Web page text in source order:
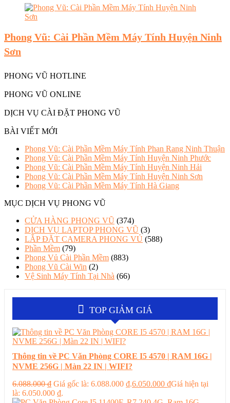
Phong Vũ: Cài Phần Mềm Máy Tính Huyện Ninh
Sơn
PHONG VŨ HOTLINE
PHONG VŨ ONLINE
DỊCH VỤ CÀI ĐẶT PHONG VŨ
BÀI VIẾT MỚI
Phong Vũ: Cài Phần Mềm Máy Tính Phan Rang Ninh Thuận
Phong Vũ: Cài Phần Mềm Máy Tính Huyện Ninh Phước
Phong Vũ: Cài Phần Mềm Máy Tính Huyện Ninh Hải
Phong Vũ: Cài Phần Mềm Máy Tính Huyện Ninh Sơn
Phong Vũ: Cài Phần Mềm Máy Tính Hà Giang
MỤC DỊCH VỤ PHONG VŨ
CỬA HÀNG PHONG VŨ (374)
DỊCH VỤ LAPTOP PHONG VŨ (3)
LẮP ĐẶT CAMERA PHONG VỦ (588)
Phần Mềm (79)
Phong Vủ Cài Phần Mềm (883)
Phong Vũ Cài Win (2)
Vệ Sinh Máy Tính Tại Nhà (66)
TOP GIẢM GIÁ
Thông tin về PC Văn Phòng CORE I5 4570 | RAM 16G |
NVME 256G | Màn 22 IN | WIFI?
6.088.000₫ Giá gốc là: 6.088.000 ₫.6.050.000 ₫Giá hiện tại
là: 6.050.000 ₫.